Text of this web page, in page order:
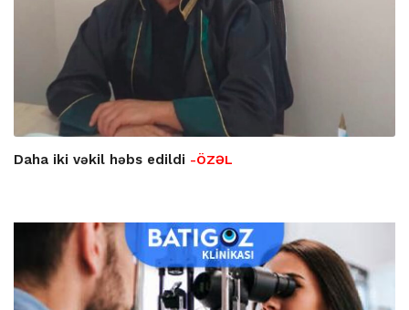
Daha iki vəkil həbs edildi -ÖZƏL